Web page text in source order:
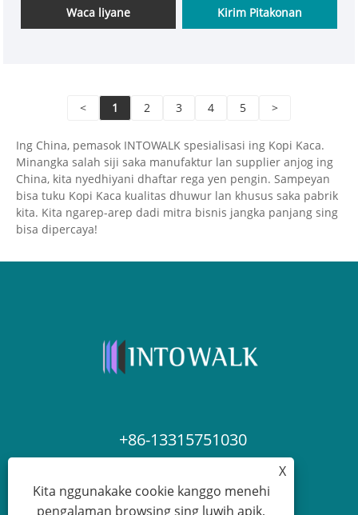
kopi INTOWALK nduweni gagang kayu sing
dibunderaké lan nyaman dicekel. Desain gagang
Waca liyane Kirim Pitakonan
< 1 2 3 4 5 >
Ing China, pemasok INTOWALK spesialisasi ing Kopi Kaca.
Minangka salah siji saka manufaktur lan supplier anjog ing
China, kita nyedhiyani dhaftar rega yen pengin. Sampeyan
bisa tuku Kopi Kaca kualitas dhuwur lan khusus saka pabrik
kita. Kita ngarep-arep dadi mitra bisnis jangka panjang sing
bisa dipercaya!
+86-13315751030
X
Kita nggunakake cookie kanggo menehi
pengalaman browsing sing luwih apik,